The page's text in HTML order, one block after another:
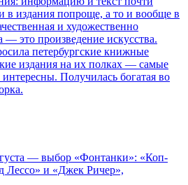
в издания попроще, а то и вообще в
и художественно
— это произведение искусства.
петербургские книжные
издания на их полках — самые
Получилась богатая во
— выбор «Фонтанки»: «Коп-
Лессо» и «Джек Ричер»,